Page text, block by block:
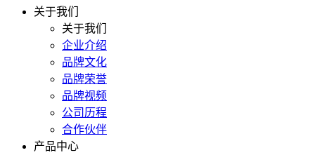
关于我们
关于我们
企业介绍
品牌文化
品牌荣誉
品牌视频
公司历程
合作伙伴
产品中心